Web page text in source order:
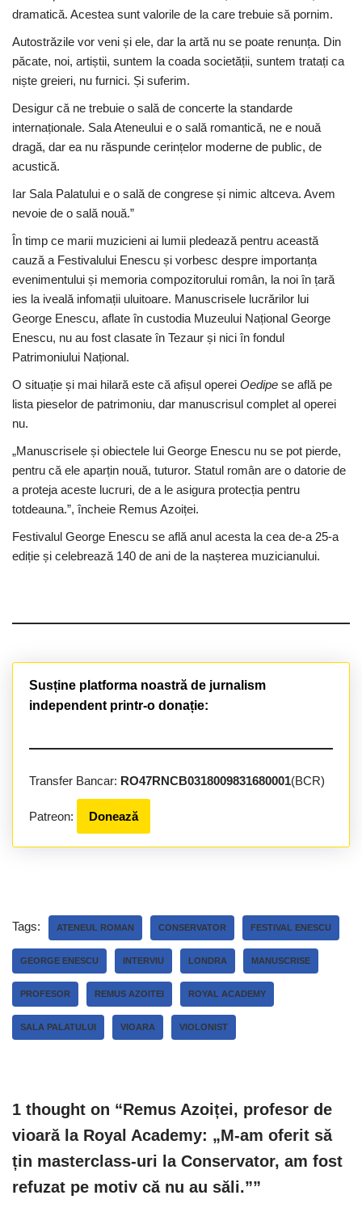
dramatică. Acestea sunt valorile de la care trebuie să pornim.
Autostrăzile vor veni și ele, dar la artă nu se poate renunța. Din
păcate, noi, artiștii, suntem la coada societății, suntem tratați ca
niște greieri, nu furnici. Și suferim.
Desigur că ne trebuie o sală de concerte la standarde
internaționale. Sala Ateneului e o sală romantică, ne e nouă
dragă, dar ea nu răspunde cerințelor moderne de public, de
acustică.
Iar Sala Palatului e o sală de congrese și nimic altceva. Avem
nevoie de o sală nouă.”
În timp ce marii muzicieni ai lumii pledează pentru această
cauză a Festivalului Enescu și vorbesc despre importanța
evenimentului și memoria compozitorului român, la noi în țară
ies la iveală infomații uluitoare. Manuscrisele lucrărilor lui
George Enescu, aflate în custodia Muzeului Național George
Enescu, nu au fost clasate în Tezaur și nici în fondul
Patrimoniului Național.
O situație și mai hilară este că afișul operei Oedipe se află pe
lista pieselor de patrimoniu, dar manuscrisul complet al operei
nu.
„Manuscrisele și obiectele lui George Enescu nu se pot pierde,
pentru că ele aparțin nouă, tuturor. Statul român are o datorie de
a proteja aceste lucruri, de a le asigura protecția pentru
totdeauna.”, încheie Remus Azoiței.
Festivalul George Enescu se află anul acesta la cea de-a 25-a
ediție și celebrează 140 de ani de la nașterea muzicianului.
Susține platforma noastră de jurnalism
independent printr-o donație:
Transfer Bancar: RO47RNCB0318009831680001(BCR)
Patreon: Donează
Tags: ATENEUL ROMAN CONSERVATOR FESTIVAL ENESCU
GEORGE ENESCU INTERVIU LONDRA MANUSCRISE
PROFESOR REMUS AZOITEI ROYAL ACADEMY
SALA PALATULUI VIOARA VIOLONIST
1 thought on “Remus Azoiței, profesor de
vioară la Royal Academy: „M-am oferit să
țin masterclass-uri la Conservator, am fost
refuzat pe motiv că nu au săli.””